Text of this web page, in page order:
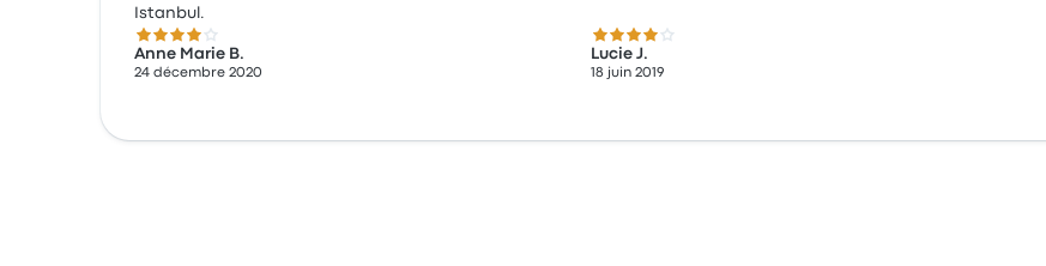
Istanbul.
4.0 sur 5 étoiles
Anne Marie B.
24 décembre 2020
4.0 sur 5 étoiles
Lucie J.
18 juin 2019